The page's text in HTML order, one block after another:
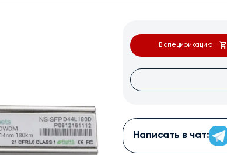
В спецификацию
Написать в чат: